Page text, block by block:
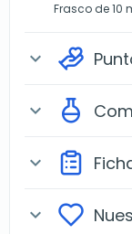
Frasco de 10
expand_more
expand_more
expand_more
expand_more